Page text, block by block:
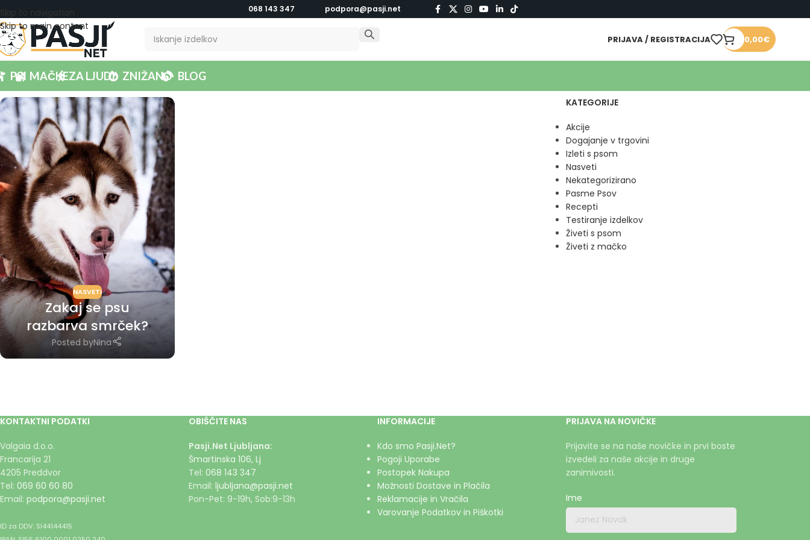
Skip to navigation
Skip to main content
068 143 347 podpora@pasji.net
PRIJAVA / REGISTRACIJA 0,00€
PSI MAČKEZA LJUDI ZNIŽANO BLOG
NASVETI
Zakaj se psu
razbarva smrček?
Posted byNina
KATEGORIJE
Akcije
Dogajanje v trgovini
Izleti s psom
Nasveti
Nekategorizirano
Pasme Psov
Recepti
Testiranje izdelkov
Živeti s psom
Živeti z mačko
KONTAKTNI PODATKI
Valgaia d.o.o.
Francarija 21
4205 Preddvor
Tel: 069 60 60 80
Email: podpora@pasji.net
ID za DDV: SI44144415
OBIŠČITE NAS
Pasji.Net Ljubljana:
Šmartinska 106, Lj
Tel: 068 143 347
Email: ljubljana@pasji.net
Pon-Pet: 9-19h, Sob:9-13h
INFORMACIJE
Kdo smo Pasji.Net?
Pogoji Uporabe
Postopek Nakupa
Možnosti Dostave in Plačila
Reklamacije in Vračila
Varovanje Podatkov in Piškotki
PRIJAVA NA NOVIČKE
Prijavite se na naše novičke in prvi boste
izvedeli za naše akcije in druge
zanimivosti.
Ime